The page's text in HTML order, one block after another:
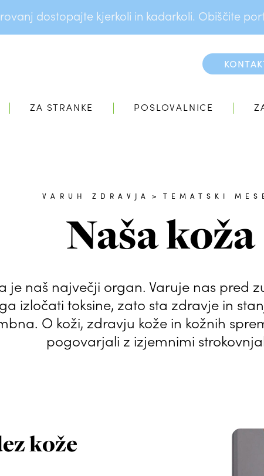
dostopajte kjerkoli in kadarkoli. Obiščite
ZA STRANKE POSLOVALNICE
VARUH ZDRAVJA > TEMATSKI
Naša koža
je naš največji organ. Varuje nas pred
izločati toksine, zato sta zdravje in
O koži, zdravju kože in kožnih
pogovarjali z izjemnimi
kože